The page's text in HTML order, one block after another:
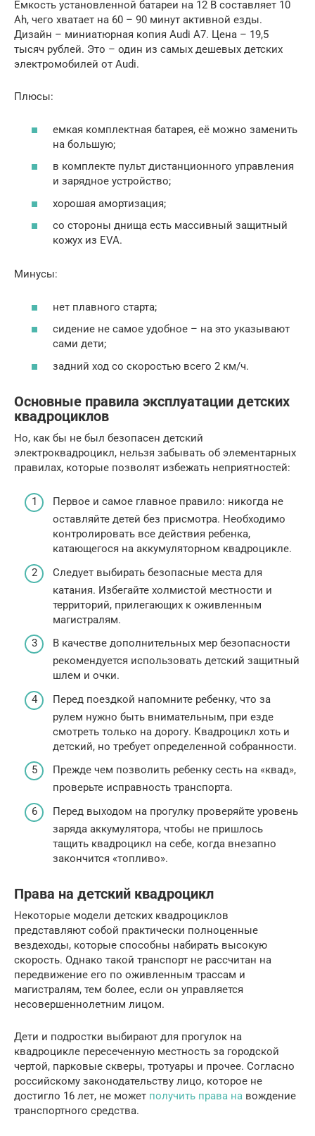
Емкость установленной батареи на 12 В составляет 10
Ah, чего хватает на 60 – 90 минут активной езды.
Дизайн – миниатюрная копия Audi A7. Цена – 19,5
тысяч рублей. Это – один из самых дешевых детских
электромобилей от Audi.
Плюсы:
емкая комплектная батарея, её можно заменить
на большую;
в комплекте пульт дистанционного управления
и зарядное устройство;
хорошая амортизация;
со стороны днища есть массивный защитный
кожух из EVA.
Минусы:
нет плавного старта;
сидение не самое удобное – на это указывают
сами дети;
задний ход со скоростью всего 2 км/ч.
Основные правила эксплуатации детских
квадроциклов
Но, как бы не был безопасен детский
электроквадроцикл, нельзя забывать об элементарных
правилах, которые позволят избежать неприятностей:
Первое и самое главное правило: никогда не
оставляйте детей без присмотра. Необходимо
контролировать все действия ребенка,
катающегося на аккумуляторном квадроцикле.
Следует выбирать безопасные места для
катания. Избегайте холмистой местности и
территорий, прилегающих к оживленным
магистралям.
В качестве дополнительных мер безопасности
рекомендуется использовать детский защитный
шлем и очки.
Перед поездкой напомните ребенку, что за
рулем нужно быть внимательным, при езде
смотреть только на дорогу. Квадроцикл хоть и
детский, но требует определенной собранности.
Прежде чем позволить ребенку сесть на «квад»,
проверьте исправность транспорта.
Перед выходом на прогулку проверяйте уровень
заряда аккумулятора, чтобы не пришлось
тащить квадроцикл на себе, когда внезапно
закончится «топливо».
Права на детский квадроцикл
Некоторые модели детских квадроциклов
представляют собой практически полноценные
вездеходы, которые способны набирать высокую
скорость. Однако такой транспорт не рассчитан на
передвижение его по оживленным трассам и
магистралям, тем более, если он управляется
несовершеннолетним лицом.
Дети и подростки выбирают для прогулок на
квадроцикле пересеченную местность за городской
чертой, парковые скверы, тротуары и прочее. Согласно
российскому законодательству лицо, которое не
достигло 16 лет, не может получить права на вождение
транспортного средства.